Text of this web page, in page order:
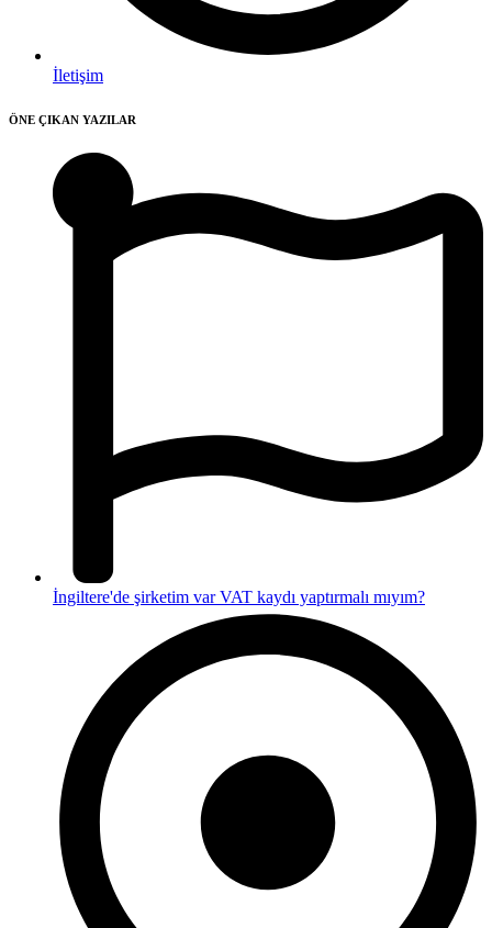
İletişim
ÖNE ÇIKAN YAZILAR
İngiltere'de şirketim var VAT kaydı yaptırmalı mıyım?